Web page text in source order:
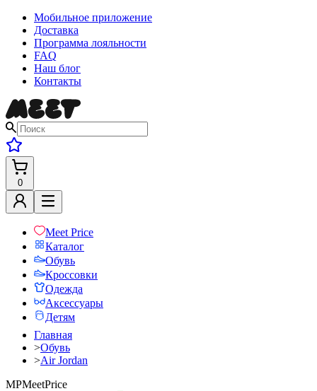
Мобильное приложение
Доставка
Программа лояльности
FAQ
Наш блог
Контакты
0
Meet Price
Каталог
Обувь
Кроссовки
Одежда
Аксессуары
Детям
Главная
>Обувь
>Air Jordan
MPMeetPrice